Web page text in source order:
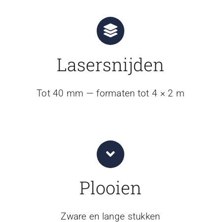
Lasersnijden
Tot 40 mm — formaten tot 4 × 2 m
Plooien
Zware en lange stukken